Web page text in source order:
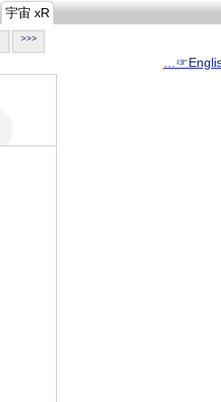
宇宙 xR
>>>